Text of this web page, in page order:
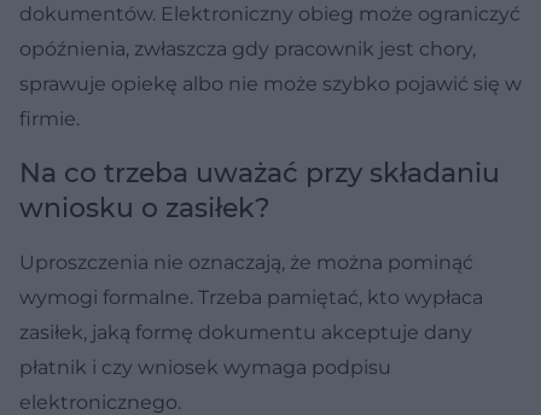
dokumentów. Elektroniczny obieg może ograniczyć
opóźnienia, zwłaszcza gdy pracownik jest chory,
sprawuje opiekę albo nie może szybko pojawić się w
firmie.
Na co trzeba uważać przy składaniu
wniosku o zasiłek?
Uproszczenia nie oznaczają, że można pominąć
wymogi formalne. Trzeba pamiętać, kto wypłaca
zasiłek, jaką formę dokumentu akceptuje dany
płatnik i czy wniosek wymaga podpisu
elektronicznego.